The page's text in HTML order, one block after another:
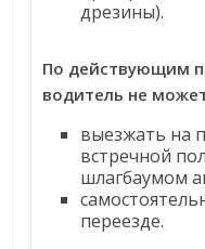
дрезины).
По действующим
водитель не
выезжать на
встречной
шлагбаумом
переезде.